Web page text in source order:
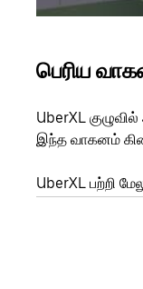
பெரிய
UberXL
இந்த வாகனம்
UberXL பற்றி